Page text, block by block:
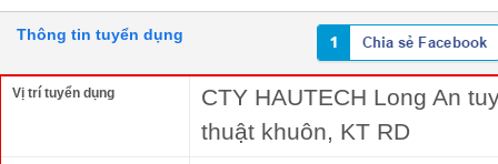
Thông tin tuyển dụng
Vị trí tuyển dụng
CTY HAUTECH Long An
thuật khuôn, KT RD